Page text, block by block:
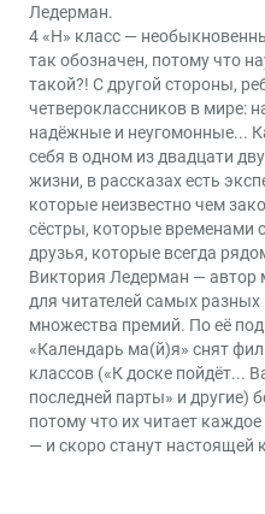
Ледерман.
4 «Н» класс —
так обозначен, потому что
такой?! С другой стороны,
четвероклассников в мире:
надёжные и неугомонные...
себя в одном из двадцати
жизни, в рассказах есть
которые неизвестно чем
сёстры, которые временами
друзья, которые всегда
Виктория Ледерман — автор
для читателей самых разных
множества премий. По её
«Календарь ма(й)я» снят
классов («К доске пойдёт...
последней парты» и другие)
потому что их читает
— и скоро станут настоящей